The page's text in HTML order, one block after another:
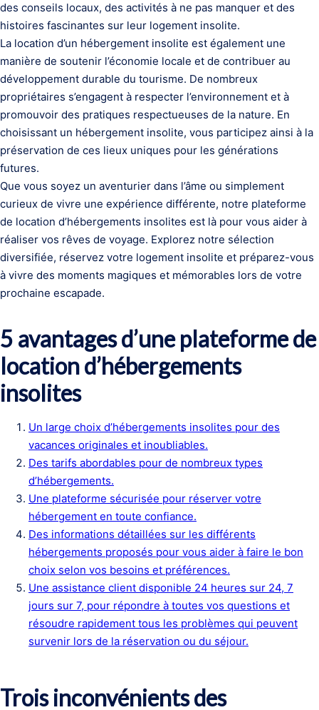
des conseils locaux, des activités à ne pas manquer et des
histoires fascinantes sur leur logement insolite.
La location d’un hébergement insolite est également une
manière de soutenir l’économie locale et de contribuer au
développement durable du tourisme. De nombreux
propriétaires s’engagent à respecter l’environnement et à
promouvoir des pratiques respectueuses de la nature. En
choisissant un hébergement insolite, vous participez ainsi à la
préservation de ces lieux uniques pour les générations
futures.
Que vous soyez un aventurier dans l’âme ou simplement
curieux de vivre une expérience différente, notre plateforme
de location d’hébergements insolites est là pour vous aider à
réaliser vos rêves de voyage. Explorez notre sélection
diversifiée, réservez votre logement insolite et préparez-vous
à vivre des moments magiques et mémorables lors de votre
prochaine escapade.
5 avantages d’une plateforme de
location d’hébergements
insolites
Un large choix d’hébergements insolites pour des
vacances originales et inoubliables.
Des tarifs abordables pour de nombreux types
d’hébergements.
Une plateforme sécurisée pour réserver votre
hébergement en toute confiance.
Des informations détaillées sur les différents
hébergements proposés pour vous aider à faire le bon
choix selon vos besoins et préférences.
Une assistance client disponible 24 heures sur 24, 7
jours sur 7, pour répondre à toutes vos questions et
résoudre rapidement tous les problèmes qui peuvent
survenir lors de la réservation ou du séjour.
Trois inconvénients des